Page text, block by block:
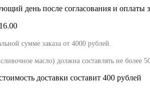
день после согласования и оплаты
сумме заказа от 4000 рублей.
масло) должна составлять не более
доставки составит 400 рублей